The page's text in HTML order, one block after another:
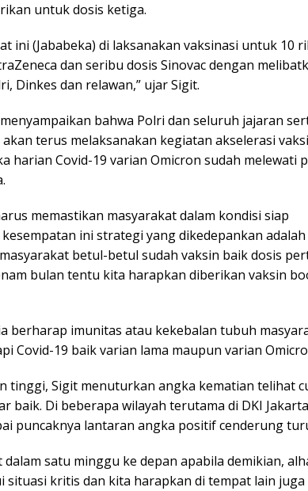
untuk dosis ketiga.
ini (Jababeka) di laksanakan vaksinasi untuk 10
dan seribu dosis Sinovac dengan
Dinkes dan relawan,” ujar Sigit.
bahwa Polri dan seluruh jajaran
terus melaksanakan kegiatan akselerasi
harian Covid-19 varian Omicron sudah melewati
memastikan masyarakat dalam kondisi siap
ini strategi yang dikedepankan adalah
betul-betul sudah vaksin baik dosis
bulan tentu kita harapkan diberikan vaksin
berharap imunitas atau kekebalan tubuh
Covid-19 baik varian lama maupun varian
tinggi, Sigit menuturkan angka kematian telihat
baik. Di beberapa wilayah terutama di DKI
puncaknya lantaran angka positif cenderung
satu minggu ke depan apabila demikian,
situasi kritis dan kita harapkan di tempat lain juga